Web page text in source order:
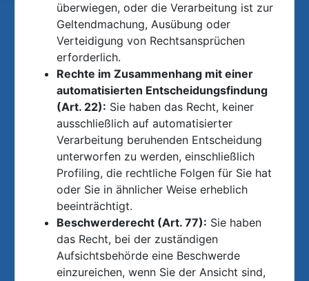
überwiegen, oder die Verarbeitung ist zur
Geltendmachung, Ausübung oder
Verteidigung von Rechtsansprüchen
erforderlich.
Rechte im Zusammenhang mit einer
automatisierten Entscheidungsfindung
(Art. 22): Sie haben das Recht, keiner
ausschließlich auf automatisierter
Verarbeitung beruhenden Entscheidung
unterworfen zu werden, einschließlich
Profiling, die rechtliche Folgen für Sie hat
oder Sie in ähnlicher Weise erheblich
beeinträchtigt.
Beschwerderecht (Art. 77): Sie haben
das Recht, bei der zuständigen
Aufsichtsbehörde eine Beschwerde
einzureichen, wenn Sie der Ansicht sind,